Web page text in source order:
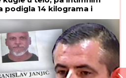
podigla 14 kilograma i
poznata